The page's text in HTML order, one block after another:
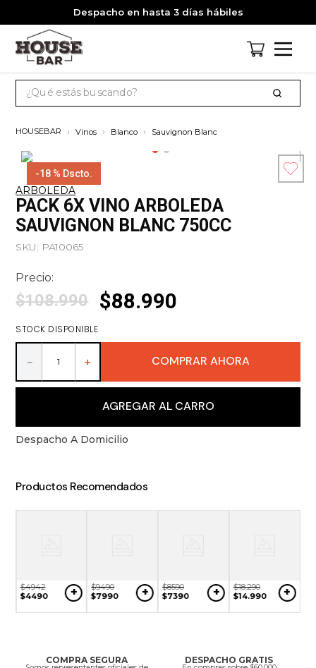
Despacho en hasta 3 días hábiles
pack
3.
gin
4
jagermeister
5.
miniatura
7 .
whisky
9.
packs
10
vino
Vinos Blanco Sauvignon Blanc
-18 % Dscto.
ARBOLEDA
PACK 6X VINO ARBOLEDA
SAUVIGNON BLANC 750CC
SKU: PA10065
Precio:
$108.990 $88.990
STOCK DISPONIBLE
＋
－ COMPRAR AHORA
AGREGAR AL CARRO
Despacho A Domicilio
Productos Recomendados
$4942
$4490 + $9490
$7990 + $8590
$7390 + $18.290
$14.990 +
COMPRA SEGURA DESPACHO GRATIS